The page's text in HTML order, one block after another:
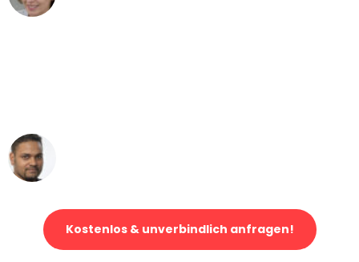
Kostenlos & unverbindlich anfragen!